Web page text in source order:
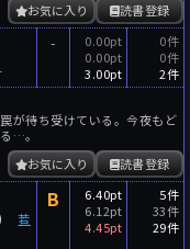
読書登録
お気に入り
-
0.00pt
0.00pt
3.00pt
0件
0件
2件
が待ち受けている。今夜もど
…。
読書登録
お気に入り
若
B
6.40pt
6.12pt
4.45pt
5件
33件
29件